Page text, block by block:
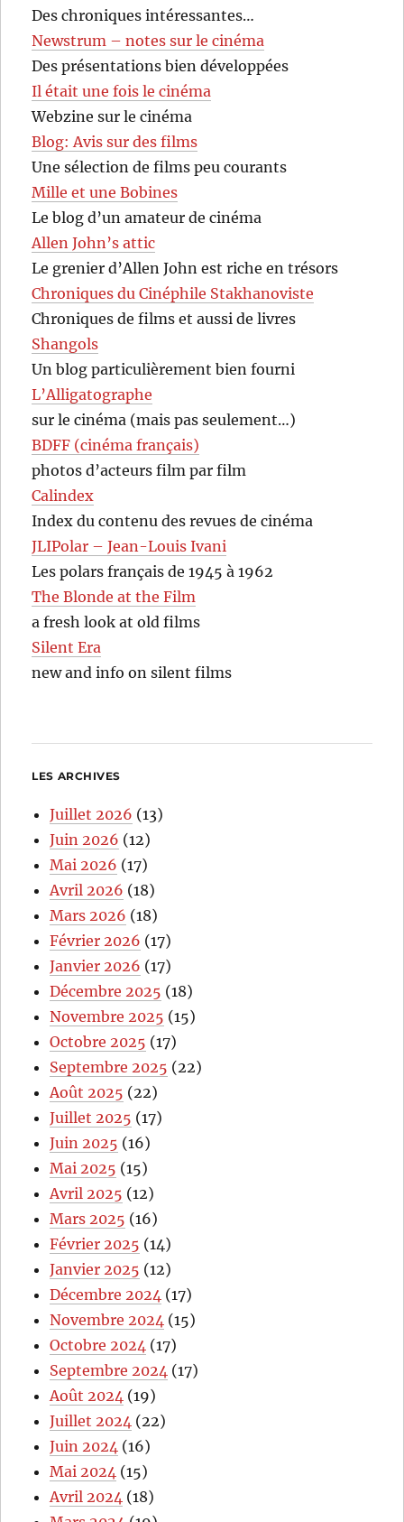
Des chroniques intéressantes…
Newstrum – notes sur le cinéma
Des présentations bien développées
Il était une fois le cinéma
Webzine sur le cinéma
Blog: Avis sur des films
Une sélection de films peu courants
Mille et une Bobines
Le blog d’un amateur de cinéma
Allen John’s attic
Le grenier d’Allen John est riche en trésors
Chroniques du Cinéphile Stakhanoviste
Chroniques de films et aussi de livres
Shangols
Un blog particulièrement bien fourni
L’Alligatographe
sur le cinéma (mais pas seulement…)
BDFF (cinéma français)
photos d’acteurs film par film
Calindex
Index du contenu des revues de cinéma
JLIPolar – Jean-Louis Ivani
Les polars français de 1945 à 1962
The Blonde at the Film
a fresh look at old films
Silent Era
new and info on silent films
LES ARCHIVES
Juillet 2026 (13)
Juin 2026 (12)
Mai 2026 (17)
Avril 2026 (18)
Mars 2026 (18)
Février 2026 (17)
Janvier 2026 (17)
Décembre 2025 (18)
Novembre 2025 (15)
Octobre 2025 (17)
Septembre 2025 (22)
Août 2025 (22)
Juillet 2025 (17)
Juin 2025 (16)
Mai 2025 (15)
Avril 2025 (12)
Mars 2025 (16)
Février 2025 (14)
Janvier 2025 (12)
Décembre 2024 (17)
Novembre 2024 (15)
Octobre 2024 (17)
Septembre 2024 (17)
Août 2024 (19)
Juillet 2024 (22)
Juin 2024 (16)
Mai 2024 (15)
Avril 2024 (18)